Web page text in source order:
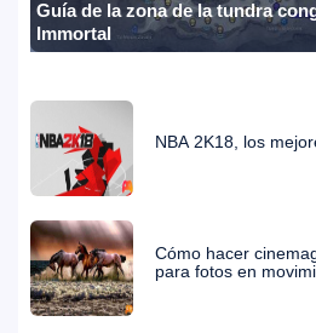
Guía de la zona de la tundra
Immortal
NBA 2K18, los
Cómo hacer
para fotos en